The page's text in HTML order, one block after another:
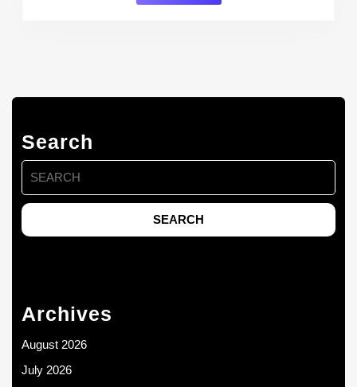
Search
Search
for:
Archives
August 2026
July 2026